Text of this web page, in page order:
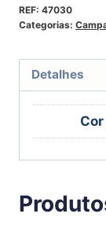
REF: 47030
Categorias:
Detalhes
Cor